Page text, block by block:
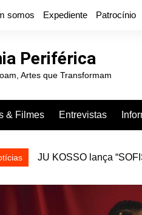
somos Expediente Patrocínio
Periférica
Artes que Transformam
& Filmes Entrevistas
Projota relança a